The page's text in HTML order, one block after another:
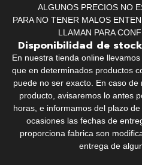
ALGUNOS PRECIOS NO
PARA NO TENER MALOS
LLAMAN PARA
Disponibilidad de
En nuestra tienda online
que en determinados productos
puede no ser exacto. En caso
producto, avisaremos lo antes
horas, e informamos del plazo
ocasiones las fechas de
proporciona fabrica son
entrega de